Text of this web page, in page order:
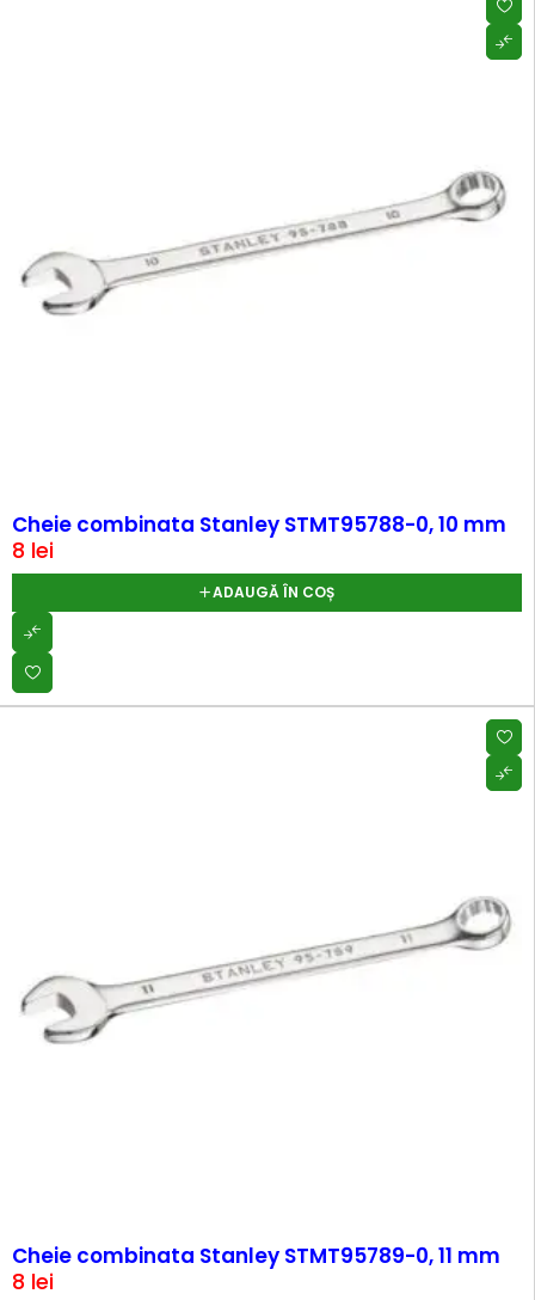
Cheie combinata Stanley STMT95788-0, 10 mm
8 lei
ADAUGĂ ÎN COȘ
Cheie combinata Stanley STMT95789-0, 11 mm
8 lei